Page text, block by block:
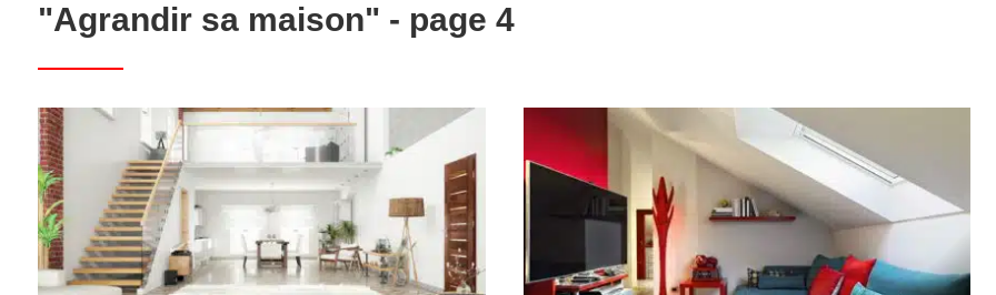
"Agrandir sa maison" - page 4